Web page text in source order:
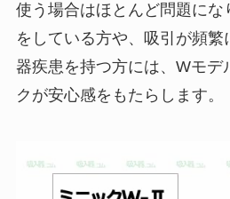
使う場合はほとんど問題にな
をしている方や、吸引が頻繁
器疾患を持つ方には、Wモデ
クが安心感をもたらします。